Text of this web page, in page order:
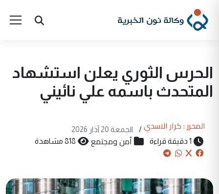
الحرس الثوري يعلن استشهاد
المتحدث باسمه علي نائيني
المحرر : كرار الاسدي /
الجمعة 20 آذار 2026
1 دقيقة قراءة
أمن ومجتمع 818 مشاهدة